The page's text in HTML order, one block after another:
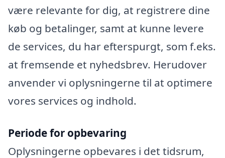
være relevante for dig, at registrere dine
køb og betalinger, samt at kunne levere
de services, du har efterspurgt, som f.eks.
at fremsende et nyhedsbrev. Herudover
anvender vi oplysningerne til at optimere
vores services og indhold.
Periode for opbevaring
Oplysningerne opbevares i det tidsrum,